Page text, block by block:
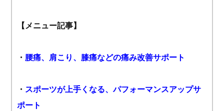
【メニュー記事】
・ 腰痛、肩こり、膝痛などの痛み改善サポート
・ スポーツが上手くなる、パフォーマンスアップサ
ポート